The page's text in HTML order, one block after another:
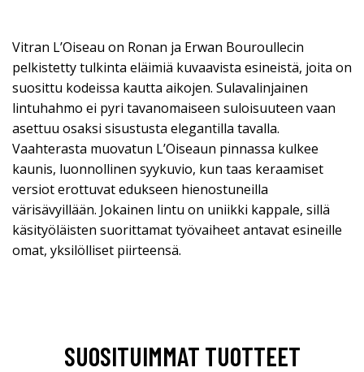
Vitran L’Oiseau on Ronan ja Erwan Bouroullecin
pelkistetty tulkinta eläimiä kuvaavista esineistä, joita on
suosittu kodeissa kautta aikojen. Sulavalinjainen
lintuhahmo ei pyri tavanomaiseen suloisuuteen vaan
asettuu osaksi sisustusta elegantilla tavalla.
Vaahterasta muovatun L’Oiseaun pinnassa kulkee
kaunis, luonnollinen syykuvio, kun taas keraamiset
versiot erottuvat edukseen hienostuneilla
värisävyillään. Jokainen lintu on uniikki kappale, sillä
käsityöläisten suorittamat työvaiheet antavat esineille
omat, yksilölliset piirteensä.
SUOSITUIMMAT TUOTTEET